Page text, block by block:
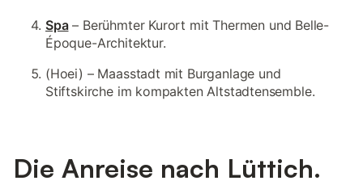
Spa– Berühmter Kurort mit Thermen und Belle-
Époque-Architektur.
(Hoei) – Maasstadt mit Burganlage und
Stiftskirche im kompakten Altstadtensemble.
Die Anreise nach Lüttich.